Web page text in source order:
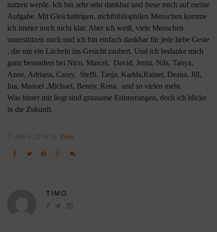
nutzen werde. Ich bin sehr sehr dankbar und freue mich auf meine
Aufgabe. Mit Gleichaltrigen, nichtbibliophilen Menschen komme
ich immer noch nicht klar. Aber ich weiß, viele Menschen
unterstützen mich und ich bin einfach dankbar für jede liebe Geste
, die mir ein Lächeln ins Gesicht zaubert. Und ich bedanke mich
ganz besonders bei Nico, Marcel, David, Jenni, Nils, Tanya,
Anne, Adriana, Cassy, Steffi, Tanja, Kadda,Rainer, Deana, Jill,
Ina, Manuel ,Michael, Benny, Rena, und so vielen mehr.
Was hinter mir liegt sind grausame Erinnerungen, doch ich blicke
in die Zukunft.
7. März 2018 by Timo
TIMO